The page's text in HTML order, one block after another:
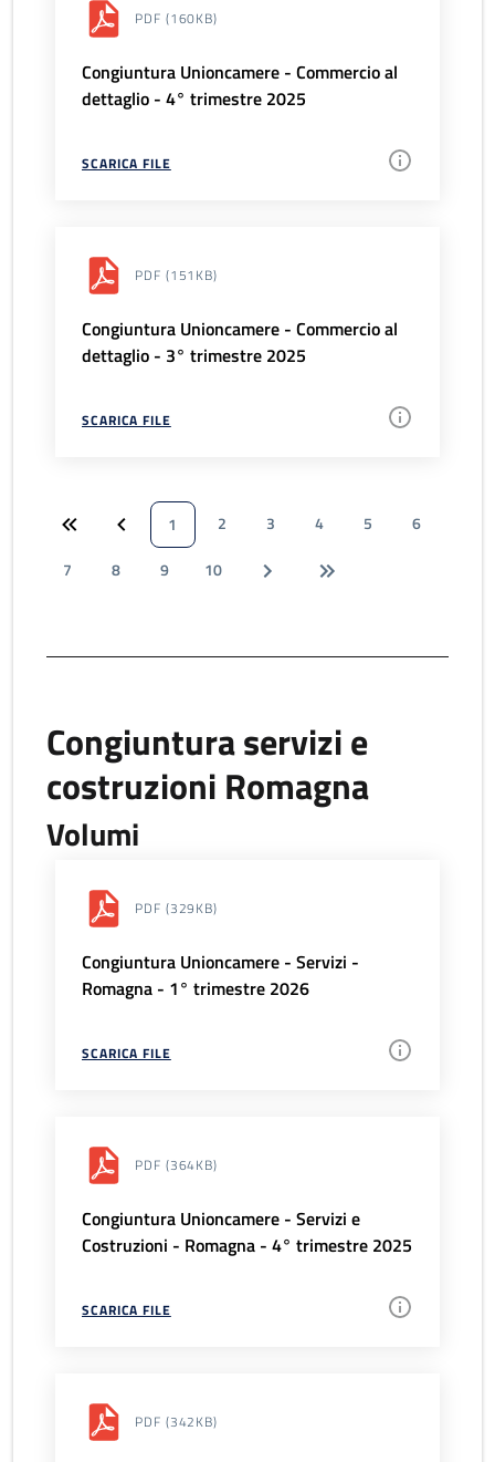
PDF (160KB)
Congiuntura Unioncamere - Commercio al
dettaglio - 4° trimestre 2025
SCARICA FILE
PDF (151KB)
Congiuntura Unioncamere - Commercio al
dettaglio - 3° trimestre 2025
SCARICA FILE
1 2 3 4 5
6
7
8 9 10
Congiuntura servizi e
costruzioni Romagna
Volumi
PDF (329KB)
Congiuntura Unioncamere - Servizi -
Romagna - 1° trimestre 2026
SCARICA FILE
PDF (364KB)
Congiuntura Unioncamere - Servizi e
Costruzioni - Romagna - 4° trimestre 2025
SCARICA FILE
PDF (342KB)